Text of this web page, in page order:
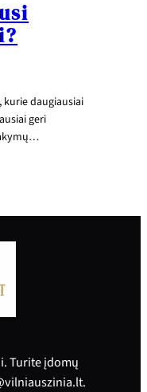
kurie daugiausiai
geri
Turite įdomų